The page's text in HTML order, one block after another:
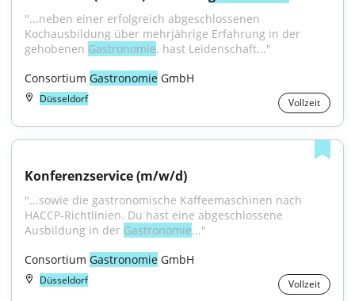
"...neben einer erfolgreich abgeschlossenen
Kochausbildung über mehrjährige Erfahrung in der
gehobenen Gastronomie. hast Leidenschaft..."
Consortium Gastronomie GmbH
Düsseldorf Vollzeit
Konferenzservice (m/w/d)
"...sowie die gastronomische Kaffeemaschinen nach
HACCP-Richtlinien. Du hast eine abgeschlossene
Ausbildung in der Gastronomie..."
Consortium Gastronomie GmbH
Düsseldorf Vollzeit